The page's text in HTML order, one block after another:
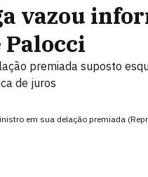
vazou
Palocci
premiada suposto
de juros
em sua delação premiada